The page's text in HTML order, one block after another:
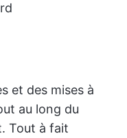
et des mises à
au long du
Tout à fait